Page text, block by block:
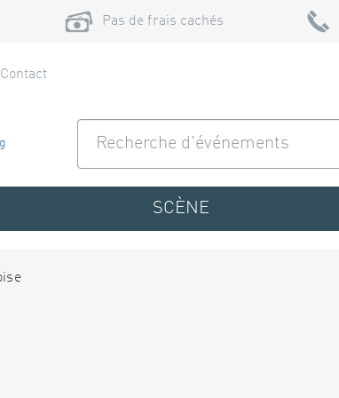
Pas de frais cachés
Contact
SCÈNE